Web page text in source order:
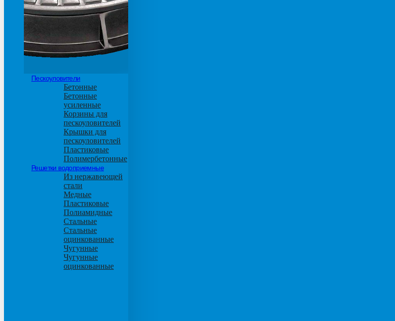
Пескоуловители
Бетонные
Бетонные
усиленные
Корзины для
пескоуловителей
Крышки для
пескоуловителей
Пластиковые
Полимербетонные
Решетки водоприемные
Из нержавеющей
стали
Медные
Пластиковые
Полиамидные
Стальные
Стальные
оцинкованные
Чугунные
Чугунные
оцинкованные